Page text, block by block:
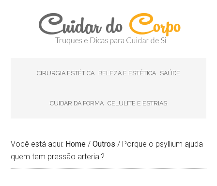
CIRURGIA ESTÉTICA BELEZA E ESTÉTICA SAÚDE
CUIDAR DA FORMA CELULITE E ESTRIAS
Você está aqui: Home / Outros / Porque o psyllium ajuda
quem tem pressão arterial?